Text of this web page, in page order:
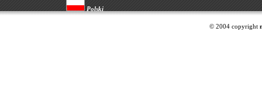
Polski
© 2004 copyright